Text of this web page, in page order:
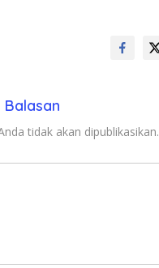
tidak akan dipublikasikan.